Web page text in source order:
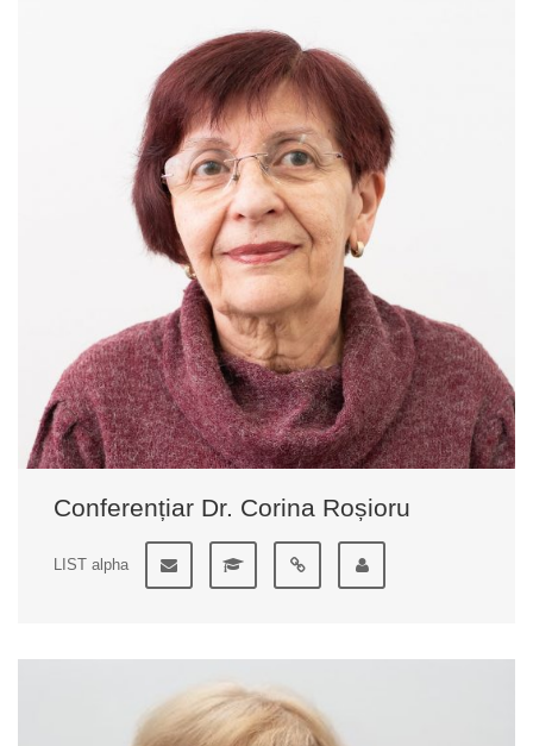
Conferențiar Dr. Corina Roșioru
LIST alpha